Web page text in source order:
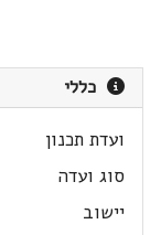
כללי
ועדת תכנון
סוג ועדה
יישוב